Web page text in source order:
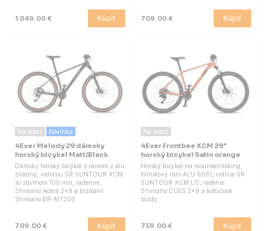
1 049.00 € Kúpiť 709.00 € Kúpiť
Na dotaz Novinka
4Ever Melody 29 dámsky
horský bicykel Matt/Black
Dámsky horský bicykel s rámom z alu
zliatiny, vidlicou SR SUNTOUR XCM
so zdvihom 100 mm, radením
Shimano Acera 2x8 a brzdami
Shimano BR-MT200.
709.00 € Kúpiť
Na dotaz
4Ever Frontbee XCM 29"
horský bicykel Satin orange
Horský bicykel na mountainbiking,
hliníkový rám ALU 6061, vidlica SR
SUNTOUR XCM LO, radenie
Shimano CUES 2x9 a kotúčové
brzdy.
759.00 € Kúpiť